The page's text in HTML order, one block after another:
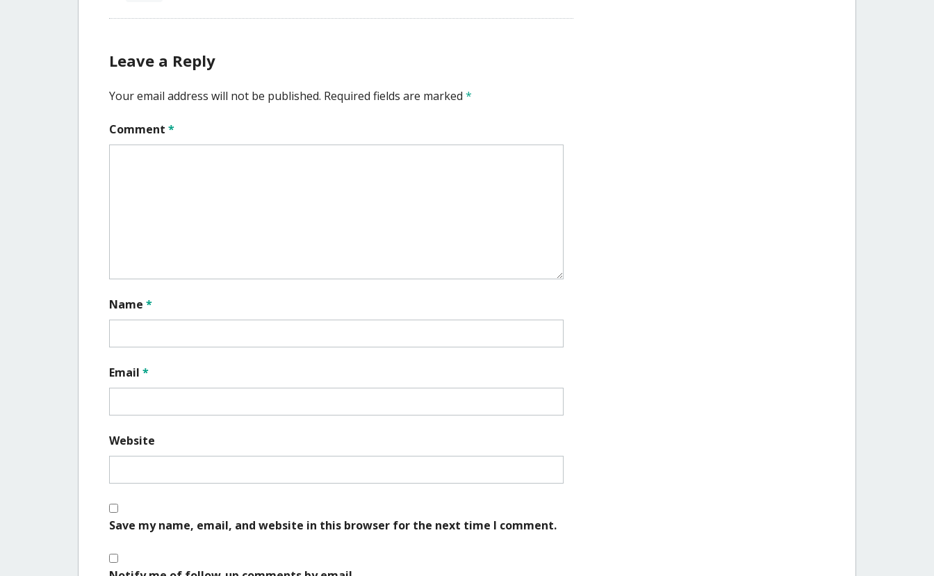
Leave a Reply
Your email address will not be published. Required fields are marked *
Comment *
Name *
Email *
Website
Save my name, email, and website in this browser for the next time I comment.